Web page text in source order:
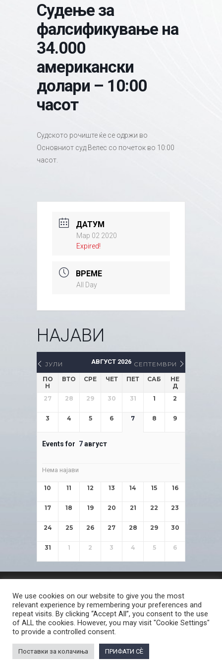
Судење за
фалсификување на
34.000
американски
долари – 10:00
часот
Судското рочиште ќе се одржи во
Основниот суд Велес со почеток во 10:00
часот.
ДАТУМ
Мар 02 2020
Expired!
ВРЕМЕ
All Day
НАЈАВИ
ЈУЛИ АВГУСТ 2026 СЕПТЕМВРИ
ПО
Н
ВТО СРЕ ЧЕТ ПЕТ САБ
НЕ
Д
27
28 29 30 31 1 2
3 4 5 6 7 8 9
Events for 7август
Нема најави
10 11 12 13 14 15 16
17 18 19 20 21 22 23
24 25 26 27 28 29 30
31 1 2 3 4 5 6
СЛОБОДЕН ПРИСТАП ДО ИНФОРМАЦИИ ОД ЈАВЕН КАРАКТЕР
ПОСТАПКА ЗА ПРИЈАВА НА КРИВИЧНО ДЕЛО
КОРИСНИ ЛИНКОВИ
ПОЛИТИКА ЗА ПРИВАТНОСТ ВЕБ СТРАНИЦА
© 2026 ЈАВНО ОБВИНИТЕЛСТВО НА РЕПУБЛИКА СЕВЕРНА МАКЕДОНИЈА •
We use cookies on our website to give you the most
relevant experience by remembering your preferences and
repeat visits. By clicking “Accept All”, you consent to the use
of ALL the cookies. However, you may visit "Cookie Settings"
to provide a controlled consent.
Поставки за колачиња ПРИФАТИ СÈ